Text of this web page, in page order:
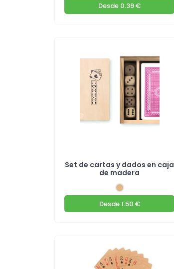
Desde 0.39 €
Set de cartas y dados en caja
de madera
Desde1.50 €